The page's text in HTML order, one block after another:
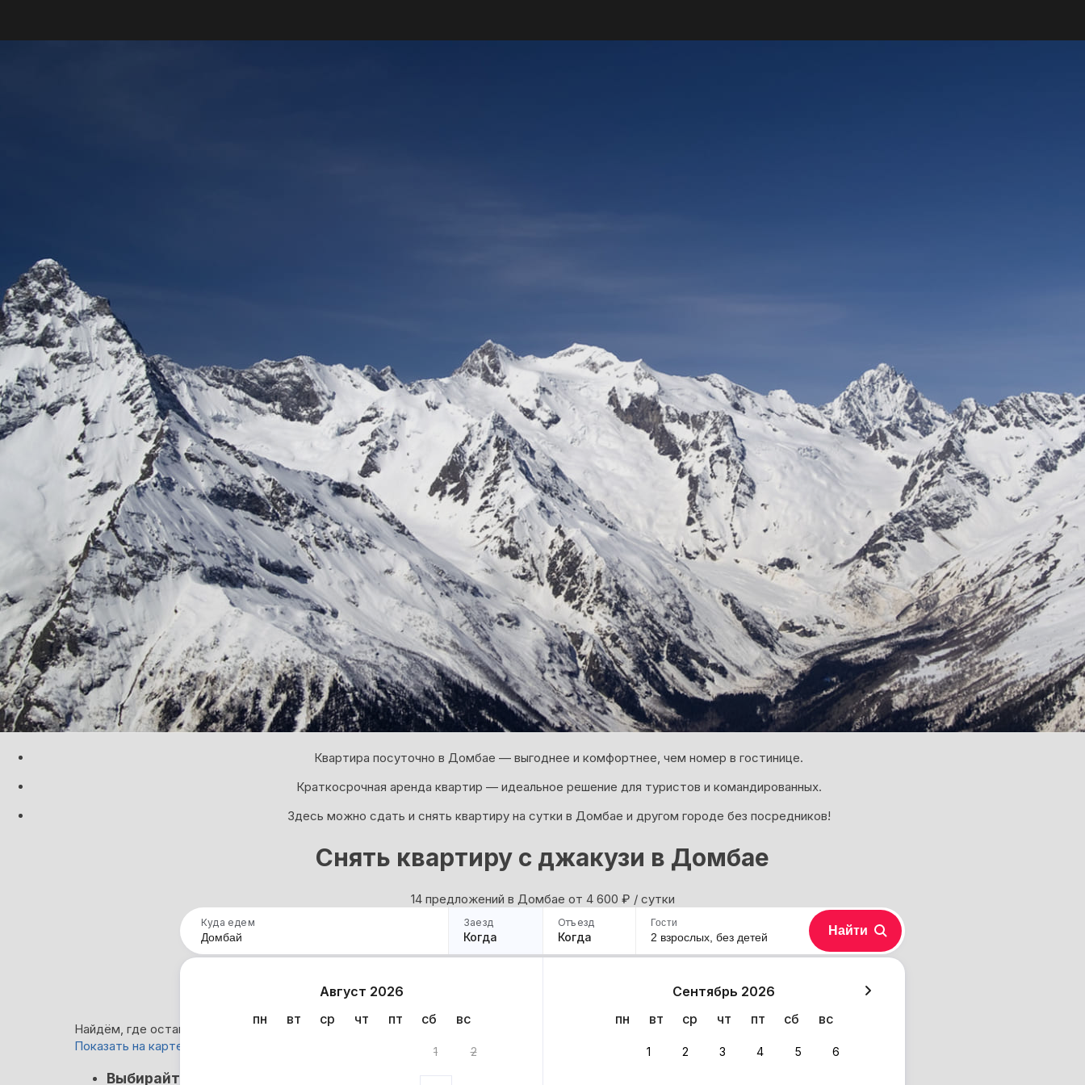
Квартира посуточно в Домбае — выгоднее и комфортнее, чем номер в гостинице.
Краткосрочная аренда квартир — идеальное решение для туристов и командированных.
Здесь можно сдать и снять квартиру на сутки в Домбае и другом городе без посредников!
Снять квартиру с джакузи в Домбае
14 предложений в Домбае oт 4 600 ₽ / сутки
Куда едем Заезд
Когда
Отъезд
Когда
Август 2026
пн
вт ср чт пт сб вс
1 2
Сентябрь 2026
пн
вт ср чт пт сб вс
1 2 3 4 5 6
Гости
2 взрослых, без детей Найти
Найдём, где остановиться в Домбае: 14 вариантов
Показать на карте
Выбирайте лучшее